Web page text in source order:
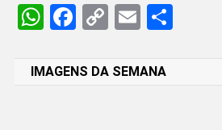
WhatsApp
Facebook
CopyEmailShare
IMAGENS DA SEMANA